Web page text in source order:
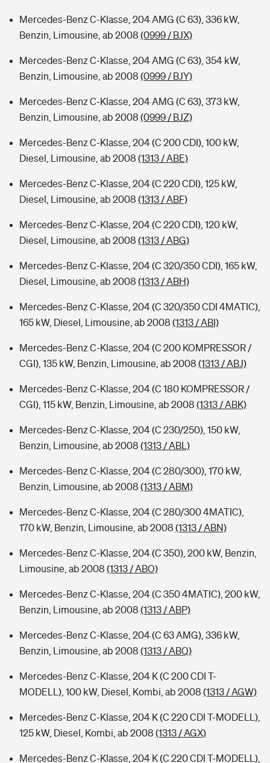
Mercedes-Benz C-Klasse, 204 AMG (C 63), 336 kW,
Benzin, Limousine, ab 2008 (0999 / BJX)
Mercedes-Benz C-Klasse, 204 AMG (C 63), 354 kW,
Benzin, Limousine, ab 2008 (0999 / BJY)
Mercedes-Benz C-Klasse, 204 AMG (C 63), 373 kW,
Benzin, Limousine, ab 2008 (0999 / BJZ)
Mercedes-Benz C-Klasse, 204 (C 200 CDI), 100 kW,
Diesel, Limousine, ab 2008 (1313 / ABE)
Mercedes-Benz C-Klasse, 204 (C 220 CDI), 125 kW,
Diesel, Limousine, ab 2008 (1313 / ABF)
Mercedes-Benz C-Klasse, 204 (C 220 CDI), 120 kW,
Diesel, Limousine, ab 2008 (1313 / ABG)
Mercedes-Benz C-Klasse, 204 (C 320/350 CDI), 165 kW,
Diesel, Limousine, ab 2008 (1313 / ABH)
Mercedes-Benz C-Klasse, 204 (C 320/350 CDI 4MATIC),
165 kW, Diesel, Limousine, ab 2008 (1313 / ABI)
Mercedes-Benz C-Klasse, 204 (C 200 KOMPRESSOR /
CGI), 135 kW, Benzin, Limousine, ab 2008 (1313 / ABJ)
Mercedes-Benz C-Klasse, 204 (C 180 KOMPRESSOR /
CGI), 115 kW, Benzin, Limousine, ab 2008 (1313 / ABK)
Mercedes-Benz C-Klasse, 204 (C 230/250), 150 kW,
Benzin, Limousine, ab 2008 (1313 / ABL)
Mercedes-Benz C-Klasse, 204 (C 280/300), 170 kW,
Benzin, Limousine, ab 2008 (1313 / ABM)
Mercedes-Benz C-Klasse, 204 (C 280/300 4MATIC),
170 kW, Benzin, Limousine, ab 2008 (1313 / ABN)
Mercedes-Benz C-Klasse, 204 (C 350), 200 kW, Benzin,
Limousine, ab 2008 (1313 / ABO)
Mercedes-Benz C-Klasse, 204 (C 350 4MATIC), 200 kW,
Benzin, Limousine, ab 2008 (1313 / ABP)
Mercedes-Benz C-Klasse, 204 (C 63 AMG), 336 kW,
Benzin, Limousine, ab 2008 (1313 / ABQ)
Mercedes-Benz C-Klasse, 204 K (C 200 CDI T-
MODELL), 100 kW, Diesel, Kombi, ab 2008 (1313 / AGW)
Mercedes-Benz C-Klasse, 204 K (C 220 CDI T-MODELL),
125 kW, Diesel, Kombi, ab 2008 (1313 / AGX)
Mercedes-Benz C-Klasse, 204 K (C 220 CDI T-MODELL),